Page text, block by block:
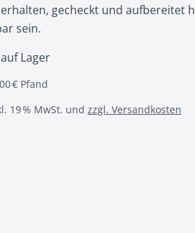
gecheckt und aufbereitet
sein.
Lager
€ Pfand
19 % MwSt. und zzgl. Versandkosten